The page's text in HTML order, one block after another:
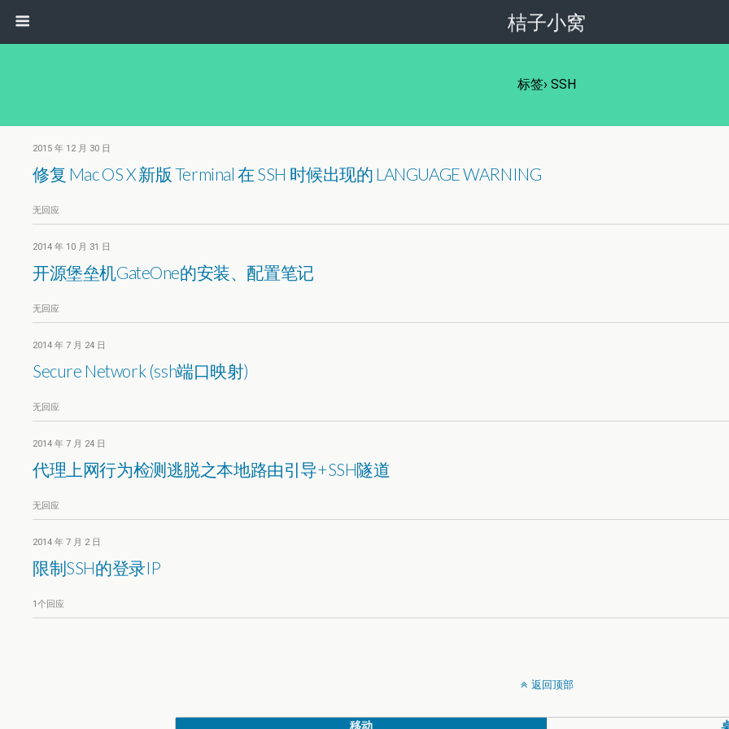
桔子小窝
标签› SSH
2015 年 12 月 30 日
修复 Mac OS X 新版 Terminal 在 SSH 时候出现的 LANGUAGE WARNING
无回应
2014 年 10 月 31 日
开源堡垒机GateOne的安装、配置笔记
无回应
2014 年 7 月 24 日
Secure Network (ssh端口映射)
无回应
2014 年 7 月 24 日
代理上网行为检测逃脱之本地路由引导+SSH隧道
无回应
2014 年 7 月 2 日
限制SSH的登录IP
1个回应
返回顶部
移动